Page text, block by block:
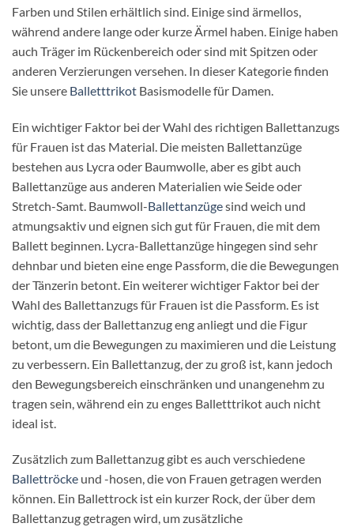
Farben und Stilen erhältlich sind. Einige sind ärmellos,
während andere lange oder kurze Ärmel haben. Einige haben
auch Träger im Rückenbereich oder sind mit Spitzen oder
anderen Verzierungen versehen. In dieser Kategorie finden
Sie unsere Balletttrikot Basismodelle für Damen.
Ein wichtiger Faktor bei der Wahl des richtigen Ballettanzugs
für Frauen ist das Material. Die meisten Ballettanzüge
bestehen aus Lycra oder Baumwolle, aber es gibt auch
Ballettanzüge aus anderen Materialien wie Seide oder
Stretch-Samt. Baumwoll-Ballettanzügesind weich und
atmungsaktiv und eignen sich gut für Frauen, die mit dem
Ballett beginnen. Lycra-Ballettanzüge hingegen sind sehr
dehnbar und bieten eine enge Passform, die die Bewegungen
der Tänzerin betont. Ein weiterer wichtiger Faktor bei der
Wahl des Ballettanzugs für Frauen ist die Passform. Es ist
wichtig, dass der Ballettanzug eng anliegt und die Figur
betont, um die Bewegungen zu maximieren und die Leistung
zu verbessern. Ein Ballettanzug, der zu groß ist, kann jedoch
den Bewegungsbereich einschränken und unangenehm zu
tragen sein, während ein zu enges Balletttrikot auch nicht
ideal ist.
Zusätzlich zum Ballettanzug gibt es auch verschiedene
Ballettröcke und -hosen, die von Frauen getragen werden
können. Ein Ballettrock ist ein kurzer Rock, der über dem
Ballettanzug getragen wird, um zusätzliche